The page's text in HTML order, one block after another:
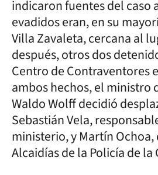
indicaron fuentes del caso
evadidos eran, en su
Villa Zavaleta, cercana al
después, otros dos
Centro de Contraventores
ambos hechos, el ministro
Waldo Wolff decidió
Sebastián Vela,
ministerio, y Martín
Alcaidías de la Policía de la